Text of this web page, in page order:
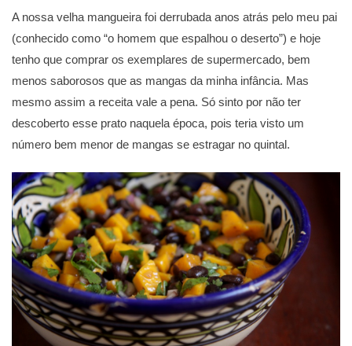
A nossa velha mangueira foi derrubada anos atrás pelo meu pai
(conhecido como “o homem que espalhou o deserto”) e hoje
tenho que comprar os exemplares de supermercado, bem
menos saborosos que as mangas da minha infância. Mas
mesmo assim a receita vale a pena. Só sinto por não ter
descoberto esse prato naquela época, pois teria visto um
número bem menor de mangas se estragar no quintal.